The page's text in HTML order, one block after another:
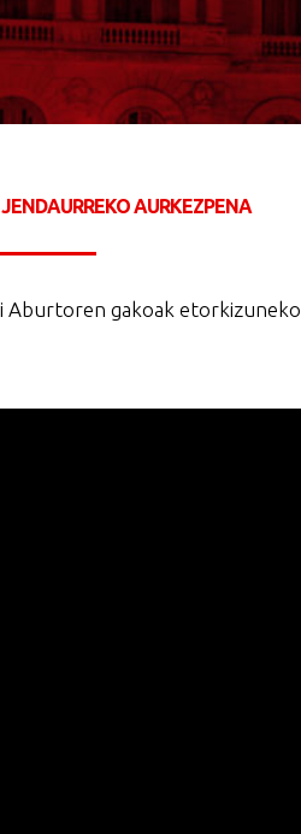
AURKEZPENA
Aburtoren gakoak etorkizuneko